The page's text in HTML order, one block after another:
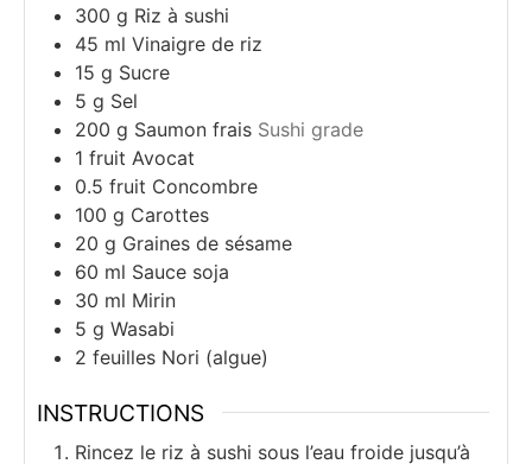
300 g Riz à sushi
45 ml Vinaigre de riz
15 g Sucre
5 g Sel
200 g Saumon frais Sushi grade
1 fruit Avocat
0.5 fruit Concombre
100 g Carottes
20 g Graines de sésame
60 ml Sauce soja
30 ml Mirin
5 g Wasabi
2 feuilles Nori (algue)
INSTRUCTIONS
Rincez le riz à sushi sous l’eau froide jusqu’à